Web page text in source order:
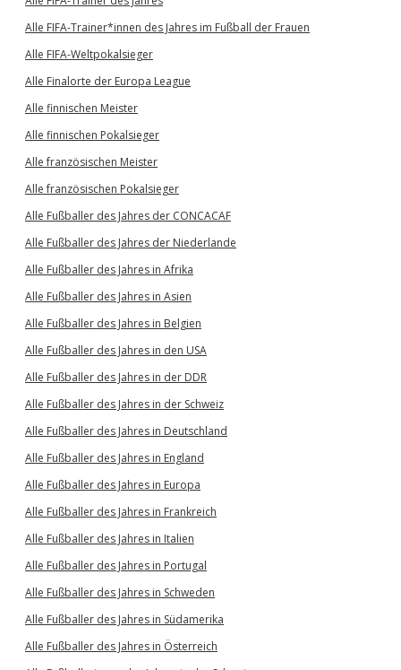
Alle FIFA-Trainer*innen des Jahres im Fußball der Frauen
Alle FIFA-Weltpokalsieger
Alle Finalorte der Europa League
Alle finnischen Meister
Alle finnischen Pokalsieger
Alle französischen Meister
Alle französischen Pokalsieger
Alle Fußballer des Jahres der CONCACAF
Alle Fußballer des Jahres der Niederlande
Alle Fußballer des Jahres in Afrika
Alle Fußballer des Jahres in Asien
Alle Fußballer des Jahres in Belgien
Alle Fußballer des Jahres in den USA
Alle Fußballer des Jahres in der DDR
Alle Fußballer des Jahres in der Schweiz
Alle Fußballer des Jahres in Deutschland
Alle Fußballer des Jahres in England
Alle Fußballer des Jahres in Europa
Alle Fußballer des Jahres in Frankreich
Alle Fußballer des Jahres in Italien
Alle Fußballer des Jahres in Portugal
Alle Fußballer des Jahres in Schweden
Alle Fußballer des Jahres in Südamerika
Alle Fußballer des Jahres in Österreich